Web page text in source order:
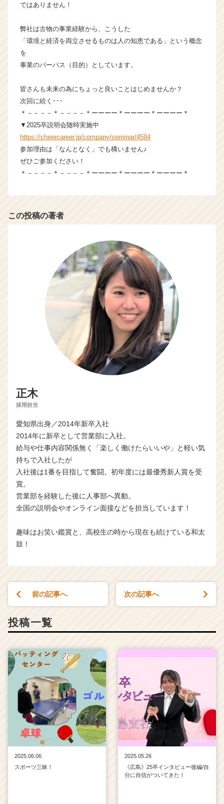
C
a
e
ではありません！
弊社は古物の事業経験から、こうした
「環境と経済を両立させるものは人の知恵である」という概念
を
事業のパーパス（目的）としています。
皆さんも未来の為にちょっと良いことはじめませんか？
次回に続く･･･
＊－－－－＊－－－－＊ーーーー＊ーーーー＊ーーーー＊
▼2025卒説明会随時実施中
https://cheercareer.jp/company/seminar/4594
参加理由は「なんとなく」でも構いません♪
ぜひご参加ください！
＊－－－－＊－－－－＊ーーーー＊ーーーー＊ーーーー＊
この投稿の著者
正木
採用担当
愛知県出身／2014年新卒入社
2014年に新卒として営業部に入社。
給与や仕事内容関係無く「楽しく働けたらいいや」と軽い気
持ちで入社したが
入社後は1番を目指して奮闘。初年度には最優秀新人賞を受
賞。
営業部を経験した後に人事部へ異動。
全国の説明会やオンライン面接などを担当しています！
趣味はお笑い鑑賞と、高校生の時から現在も続けている和太
鼓！
前の記事へ 次の記事へ
投稿一覧
2025.06.06
スポーツ三昧！
2025.05.26
《広島》25卒インタビュー後編/自
分に自信がついてきた！